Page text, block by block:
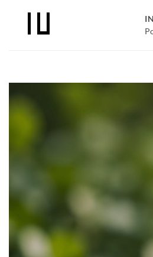
springen